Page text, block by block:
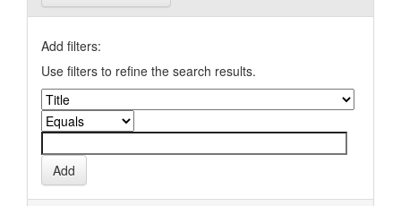
Add filters:
Use filters to refine the search results.